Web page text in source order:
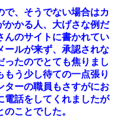
で、そうでない場合はカ
かかる人、大げさな例だ
んのサイトに書かれてい
ールが来ず、承認されな
ったのでとても焦りまし
う少し待ての一点張り
ターの職員もさすがにお
電話をしてくれましたが
ことでした。